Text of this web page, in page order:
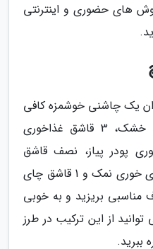
های حضوری و اینترنتی
یک چاشنی خوشمزه کافی
است 1 قاشق غذاخوری شوید خشک، 3 قاشق غذاخوری
غذاخوری پودر پیاز، نصف قاشق
غذاخوری پودر سیر، 2 قاشق چای خوری نمک و 1 قاشق چای
مناسبی بریزید و به خوبی
از این ترکیب در طرز
ببرید.